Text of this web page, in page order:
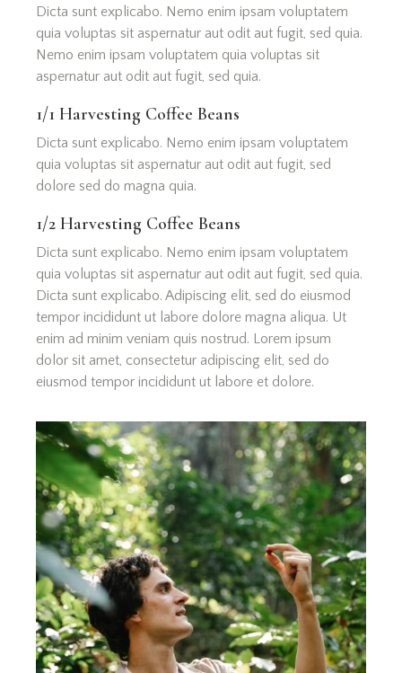
Dicta sunt explicabo. Nemo enim ipsam voluptatem
quia voluptas sit aspernatur aut odit aut fugit, sed quia.
Nemo enim ipsam voluptatem quia voluptas sit
aspernatur aut odit aut fugit, sed quia.
1/1 Harvesting Сoffee Beans
Dicta sunt explicabo. Nemo enim ipsam voluptatem
quia voluptas sit aspernatur aut odit aut fugit, sed
dolore sed do magna quia.
1/2 Harvesting Сoffee Beans
Dicta sunt explicabo. Nemo enim ipsam voluptatem
quia voluptas sit aspernatur aut odit aut fugit, sed quia.
Dicta sunt explicabo. Adipiscing elit, sed do eiusmod
tempor incididunt ut labore dolore magna aliqua. Ut
enim ad minim veniam quis nostrud. Lorem ipsum
dolor sit amet, consectetur adipiscing elit, sed do
eiusmod tempor incididunt ut labore et dolore.